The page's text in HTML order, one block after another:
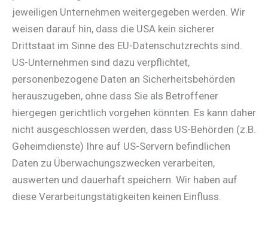
jeweiligen Unternehmen weitergegeben werden. Wir
weisen darauf hin, dass die USA kein sicherer
Drittstaat im Sinne des EU-Datenschutzrechts sind.
US-Unternehmen sind dazu verpflichtet,
personenbezogene Daten an Sicherheitsbehörden
herauszugeben, ohne dass Sie als Betroffener
hiergegen gerichtlich vorgehen könnten. Es kann daher
nicht ausgeschlossen werden, dass US-Behörden (z.B.
Geheimdienste) Ihre auf US-Servern befindlichen
Daten zu Überwachungszwecken verarbeiten,
auswerten und dauerhaft speichern. Wir haben auf
diese Verarbeitungstätigkeiten keinen Einfluss.